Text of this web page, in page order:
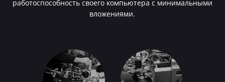
работоспособность своего компьютера с минимальными
вложениями.